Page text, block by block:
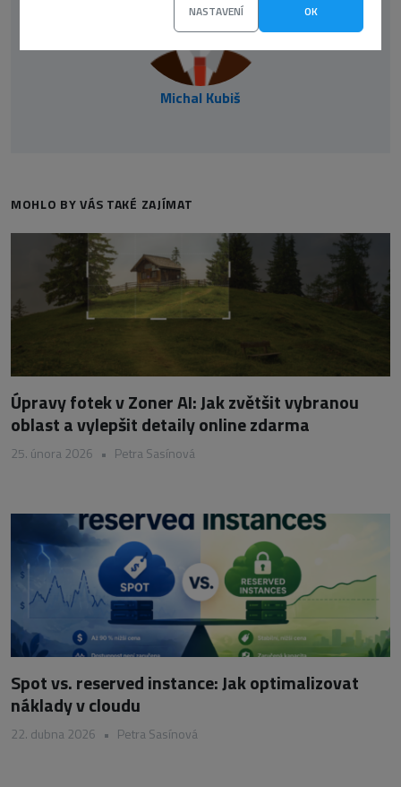
NASTAVENÍ OK
Michal Kubiš
MOHLO BY VÁS TAKÉ ZAJÍMAT
Úpravy fotek v Zoner AI: Jak zvětšit vybranou
oblast a vylepšit detaily online zdarma
25. února 2026 • Petra Sasínová
Spot vs. reserved instance: Jak optimalizovat
náklady v cloudu
22. dubna 2026 • Petra Sasínová